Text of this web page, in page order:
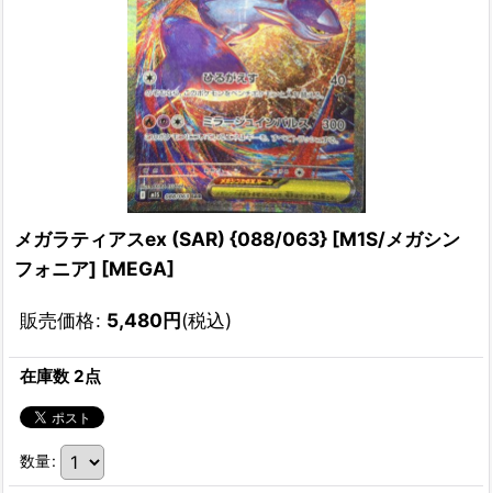
メガラティアスex (SAR) {088/063} [M1S/メガシン
フォニア] [MEGA]
販売価格: 5,480円(税込)
在庫数 2点
数量: